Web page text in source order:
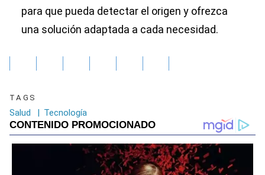
para que pueda detectar el origen y ofrezca
una solución adaptada a cada necesidad.
TAGS
Salud | Tecnología